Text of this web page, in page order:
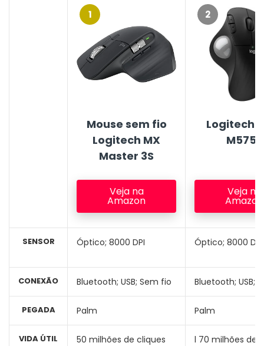
SENSOR
CONEXÃO
PEGADA
VIDA ÚTIL
1
Mouse sem fio
Logitech MX
Master 3S
Veja na
Amazon
Óptico; 8000 DPI
Bluetooth; USB; Sem fio
Palm
50 milhões de cliques
2
Logitech
M575S
Veja na
Amazon
Óptico; 8000 DPI
Bluetooth; USB;
Palm
l 70 milhões de